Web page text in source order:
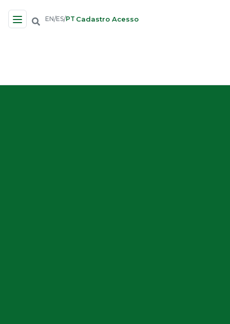
Navegação no Site
EN/ES/PT Cadastro Acesso